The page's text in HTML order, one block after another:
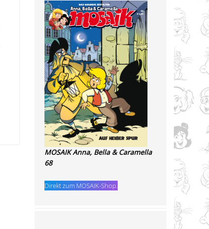
MOSAIK Anna, Bella & Caramella
68
Direkt zum MOSAIK-Shop.